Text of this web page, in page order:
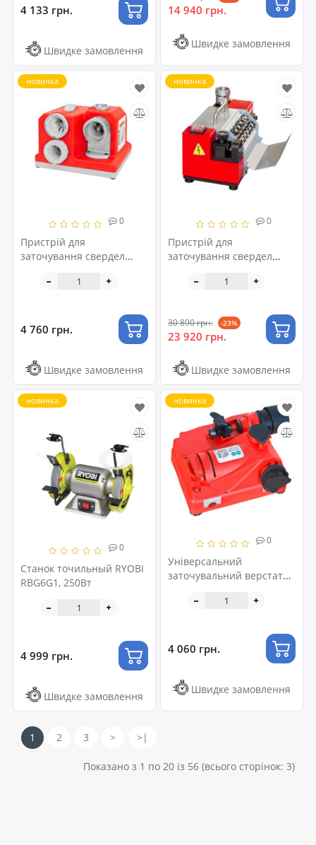
4 133 грн.
Швидке замовлення
14 940 грн.
Швидке замовлення
0
Пристрій для
заточування свердел
новинка
4 760 грн.
Швидке замовлення
0
Пристрій для
заточування свердел
новинка
30 890 грн. -23%
23 920 грн.
Швидке замовлення
0
Станок точильный RYOBI
RBG6G1, 250Вт
новинка
4 999 грн.
Швидке замовлення
0
Універсальний
заточувальний верстат
новинка
4 060 грн.
Швидке замовлення
1 2 3 > >|
Показано з 1 по 20 із 56 (всього сторінок: 3)